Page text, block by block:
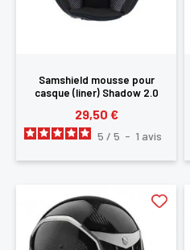
Samshield mousse pour
casque (liner) Shadow 2.0
29,50 €
5 / 5 - 1 avis
Vous devez être connecté
produits dans votre liste